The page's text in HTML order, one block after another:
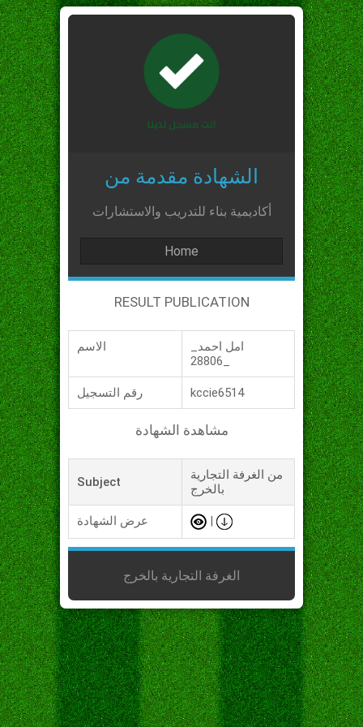
الشهادة مقدمة من
أكاديمية بناء للتدريب والاستشارات
Home
RESULT PUBLICATION
الاسم
امل احمد_
رقم التسجيل kccie6514
مشاهدة الشهادة
Subject
من الغرفة التجارية
بالخرج
عرض الشهادة
الغرفة التجارية بالخرج